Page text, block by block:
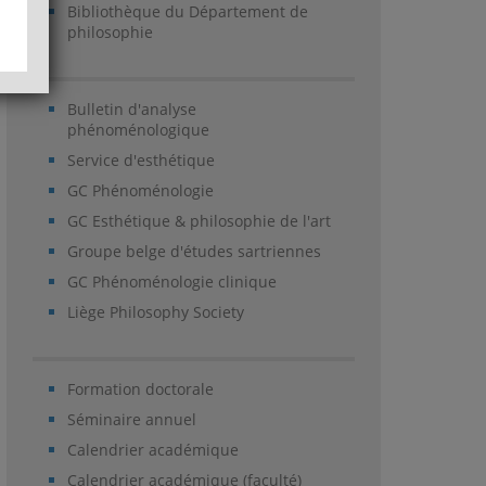
Bibliothèque du Département de
philosophie
Bulletin d'analyse
phénoménologique
Service d'esthétique
GC Phénoménologie
GC Esthétique & philosophie de l'art
Groupe belge d'études sartriennes
GC Phénoménologie clinique
Liège Philosophy Society
Formation doctorale
Séminaire annuel
Calendrier académique
Calendrier académique (faculté)